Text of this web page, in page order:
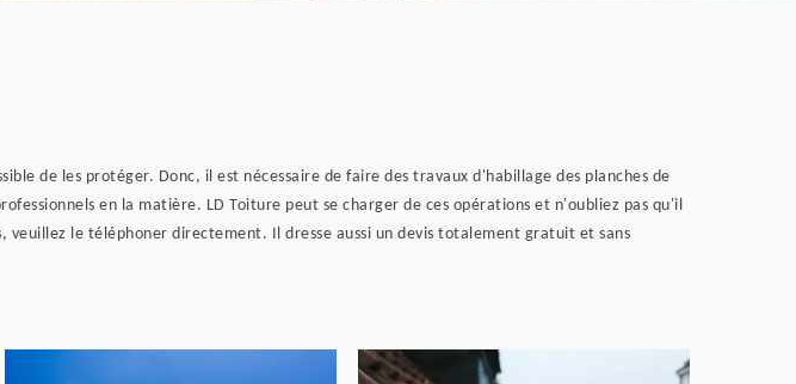
de les protéger. Donc, il est nécessaire de faire des travaux d'habillage des planches de
en la matière. LD Toiture peut se charger de ces opérations et n'oubliez pas qu'il
veuillez le téléphoner directement. Il dresse aussi un devis totalement gratuit et sans